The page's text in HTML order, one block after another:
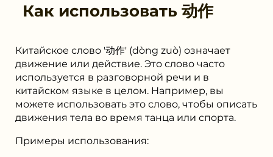
Как использовать 动作
Китайское слово '动作' (dòng zuò) означает
движение или действие. Это слово часто
используется в разговорной речи и в
китайском языке в целом. Например, вы
можете использовать это слово, чтобы описать
движения тела во время танца или спорта.
Примеры использования: